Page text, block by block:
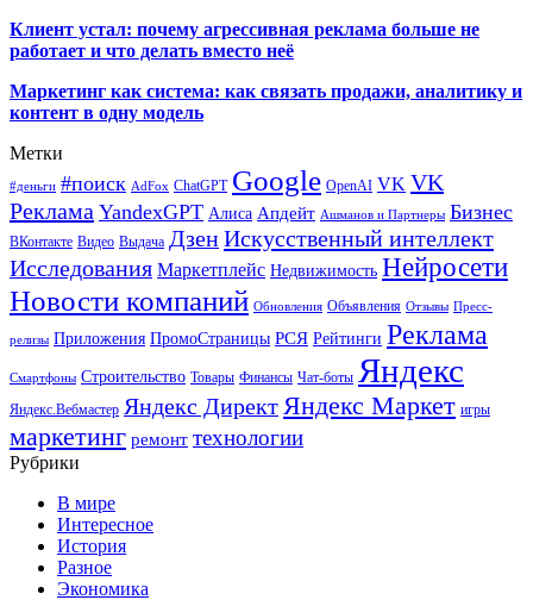
Клиент устал: почему агрессивная реклама больше не
работает и что делать вместо неё
Маркетинг как система: как связать продажи, аналитику и
контент в одну модель
Метки
#деньги #поиск AdFox ChatGPT Google OpenAI VK VK
Реклама YandexGPT Алиса Апдейт Ашманов и Партнеры Бизнес
ВКонтакте Видео Выдача ДзенИскусственный интеллект
Исследования Маркетплейс Недвижимость Нейросети
Новости компаний Обновления Объявления Отзывы Пресс-
релизы Приложения ПромоСтраницы РСЯ Рейтинги Реклама
Смартфоны Строительство Товары Финансы Чат-боты Яндекс
Яндекс.Вебмастер Яндекс Директ Яндекс Маркет игры
маркетинг ремонт технологии
Рубрики
В мире
Интересное
История
Разное
Экономика